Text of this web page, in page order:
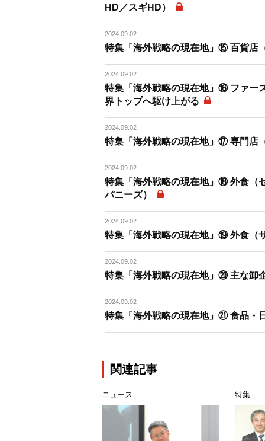
HD／スギHD）
2024.09.02
特集「海外戦略の現在地」⑮ 百貨店
2024.09.02
特集「海外戦略の現在地」⑯ ファー
界トップへ駆け上がる
2024.09.02
特集「海外戦略の現在地」⑰ 専門店
2024.09.02
特集「海外戦略の現在地」⑱ 外食（
パニーズ）
2024.09.02
特集「海外戦略の現在地」⑲ 外食（
2024.09.02
特集「海外戦略の現在地」⑳ 主な卸
2024.09.02
特集「海外戦略の現在地」㉑ 食品・
関連記事
ニュース 特集